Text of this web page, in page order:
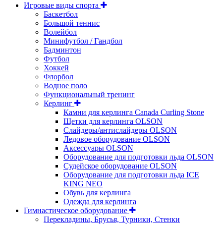
Игровые виды спорта
Баскетбол
Большой теннис
Волейбол
Минифутбол / Гандбол
Бадминтон
Футбол
Хоккей
Флорбол
Водное поло
Функциональный тренинг
Керлинг
Камни для керлинга Canada Curling Stone
Щетки для керлинга OLSON
Слайдеры/антислайдеры OLSON
Ледовое оборудование OLSON
Аксессуары OLSON
Оборудование для подготовки льда OLSON
Судейское оборудование OLSON
Оборудование для подготовки льда ICE
KING NEO
Обувь для керлинга
Одежда для керлинга
Гимнастическое оборудование
Перекладины, Брусья, Турники, Стенки